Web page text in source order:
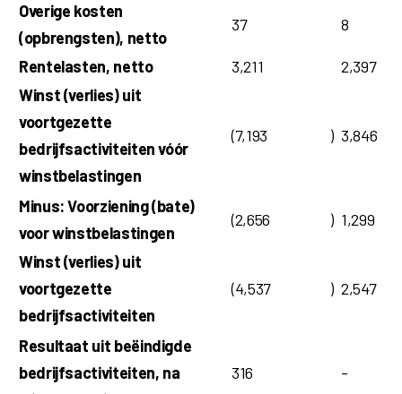
Overige kosten
(opbrengsten), netto
37 8
Rentelasten, netto 3,211
2,397
Winst (verlies) uit
voortgezette
bedrijfsactiviteiten vóór
winstbelastingen
(7,193 ) 3,846
Minus: Voorziening (bate)
voor winstbelastingen
(2,656 ) 1,299
Winst (verlies) uit
voortgezette
bedrijfsactiviteiten
(4,537 ) 2,547
Resultaat uit beëindigde
bedrijfsactiviteiten, na
316 -